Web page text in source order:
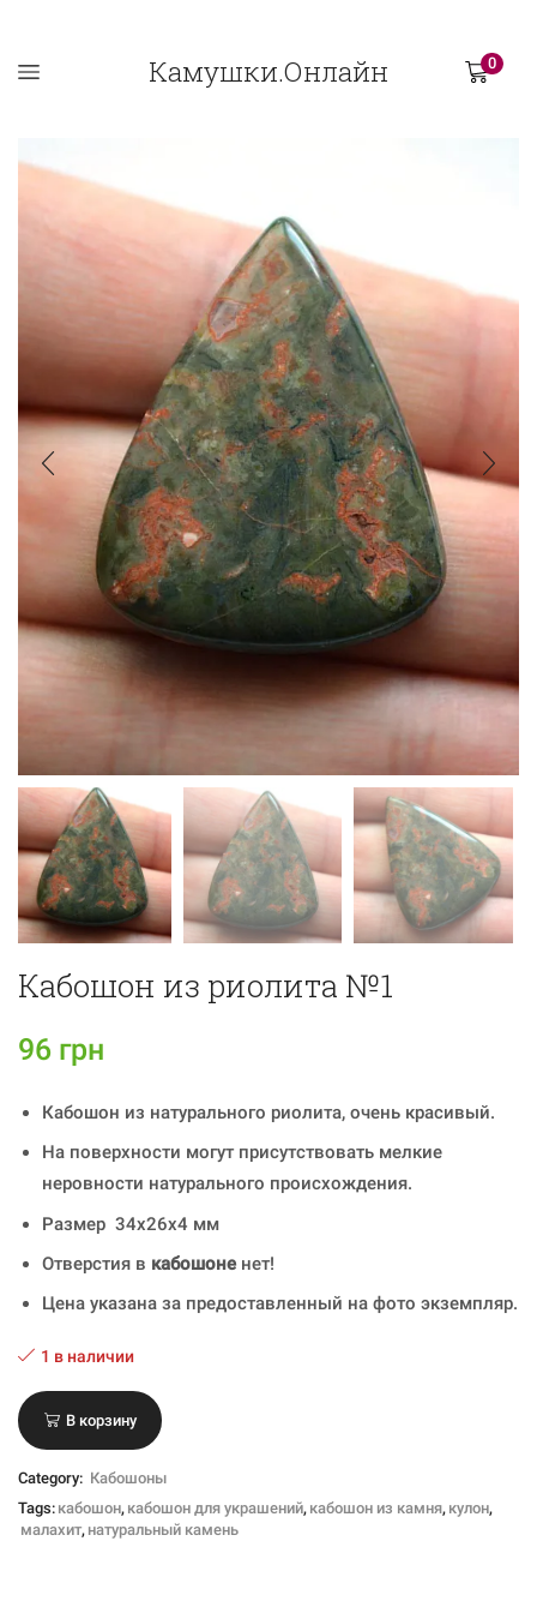
Камушки.Онлайн 0
Кабошон из риолита №1
96 грн
Кабошон из натурального риолита, очень красивый.
На поверхности могут присутствовать мелкие
неровности натурального происхождения.
Размер 34х26х4 мм
Отверстия в кабошоненет!
Цена указана за предоставленный на фото экземпляр.
1 в наличии
В корзину
Category: Кабошоны
Tags: кабошон, кабошон для украшений, кабошон из камня, кулон,
малахит, натуральный камень